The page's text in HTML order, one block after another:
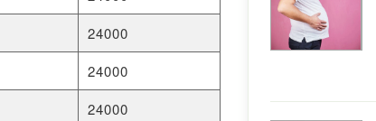
24000
24000
24000